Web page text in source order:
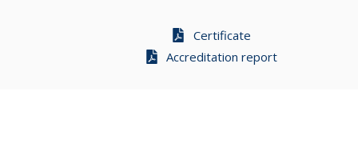
Certificate
Accreditation report